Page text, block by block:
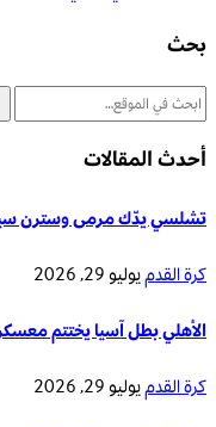
بحث
أحدث المقالات
تشلسي يدّك مرمى وسترن
كرة القدميوليو 29, 2026
الأهلي بطل آسيا يختتم
كرة القدميوليو 29, 2026